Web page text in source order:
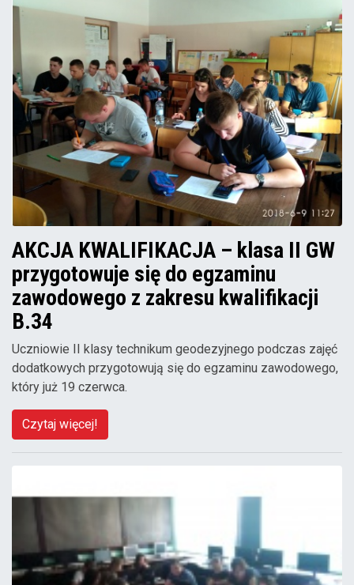
AKCJA KWALIFIKACJA – klasa II GW
przygotowuje się do egzaminu
zawodowego z zakresu kwalifikacji
B.34
Uczniowie II klasy technikum geodezyjnego podczas zajęć
dodatkowych przygotowują się do egzaminu zawodowego,
który już 19 czerwca.
Czytaj więcej!